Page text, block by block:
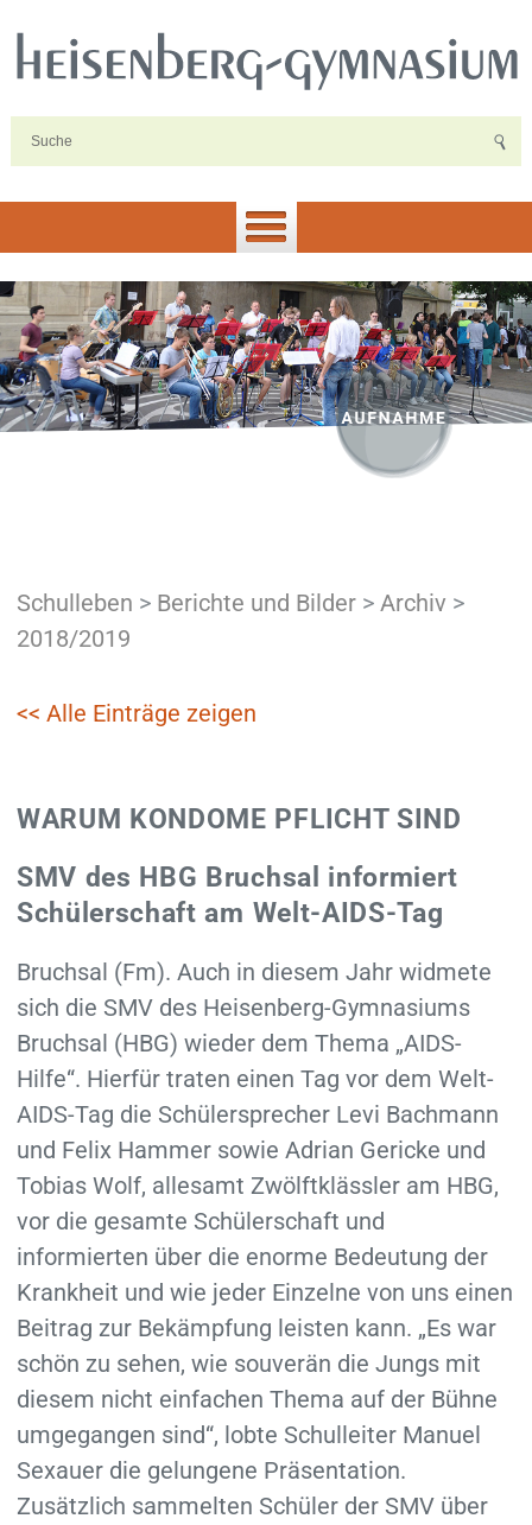
Schulleben > Berichte und Bilder> Archiv >
2018/2019
<< Alle Einträge zeigen
WARUM KONDOME PFLICHT SIND
SMV des HBG Bruchsal informiert
Schülerschaft am Welt-AIDS-Tag
Bruchsal (Fm). Auch in diesem Jahr widmete
sich die SMV des Heisenberg-Gymnasiums
Bruchsal (HBG) wieder dem Thema „AIDS-
Hilfe“. Hierfür traten einen Tag vor dem Welt-
AIDS-Tag die Schülersprecher Levi Bachmann
und Felix Hammer sowie Adrian Gericke und
Tobias Wolf, allesamt Zwölftklässler am HBG,
vor die gesamte Schülerschaft und
informierten über die enorme Bedeutung der
Krankheit und wie jeder Einzelne von uns einen
Beitrag zur Bekämpfung leisten kann. „Es war
schön zu sehen, wie souverän die Jungs mit
diesem nicht einfachen Thema auf der Bühne
umgegangen sind“, lobte Schulleiter Manuel
Sexauer die gelungene Präsentation.
Zusätzlich sammelten Schüler der SMV über